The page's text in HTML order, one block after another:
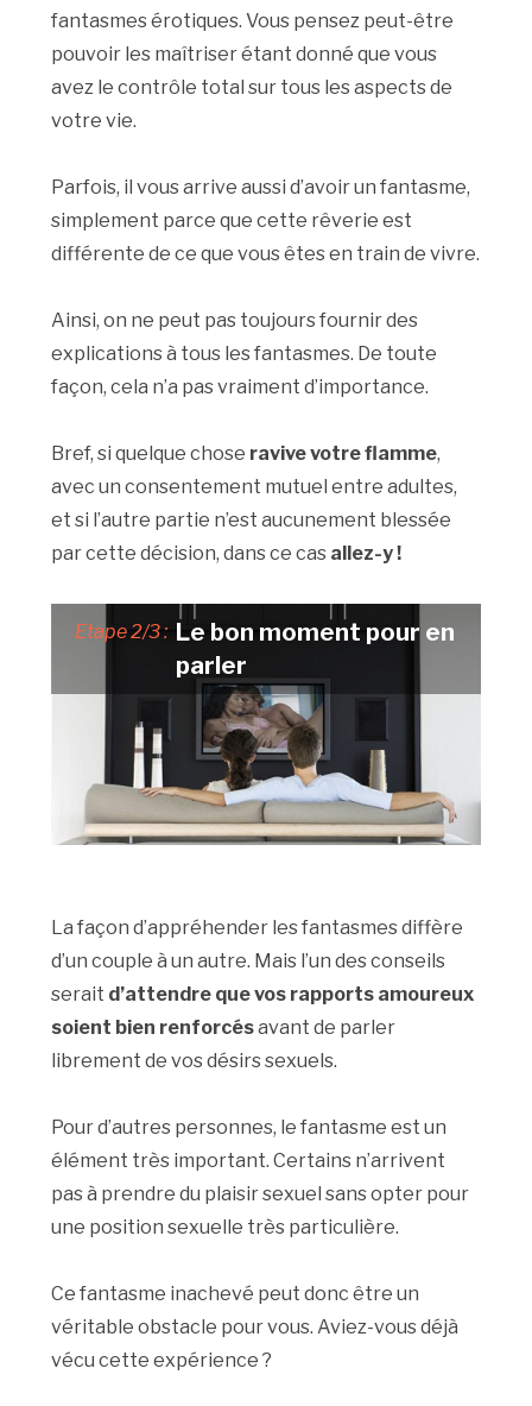
fantasmes érotiques. Vous pensez peut-être
pouvoir les maîtriser étant donné que vous
avez le contrôle total sur tous les aspects de
votre vie.
Parfois, il vous arrive aussi d’avoir un fantasme,
simplement parce que cette rêverie est
différente de ce que vous êtes en train de vivre.
Ainsi, on ne peut pas toujours fournir des
explications à tous les fantasmes. De toute
façon, cela n’a pas vraiment d’importance.
Bref, si quelque chose ravive votre flamme,
avec un consentement mutuel entre adultes,
et si l’autre partie n’est aucunement blessée
par cette décision, dans ce cas allez-y !
Etape 2/3 : Le bon moment pour en
parler
La façon d’appréhender les fantasmes diffère
d’un couple à un autre. Mais l’un des conseils
serait d’attendre que vos rapports amoureux
soient bien renforcésavant de parler
librement de vos désirs sexuels.
Pour d’autres personnes, le fantasme est un
élément très important. Certains n’arrivent
pas à prendre du plaisir sexuel sans opter pour
une position sexuelle très particulière.
Ce fantasme inachevé peut donc être un
véritable obstacle pour vous. Aviez-vous déjà
vécu cette expérience ?